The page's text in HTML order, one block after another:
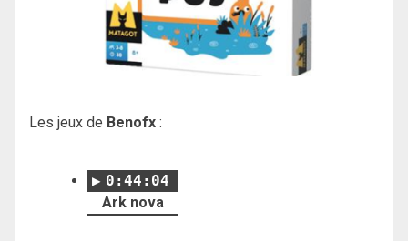
Les jeux de Benofx :
0:44:04
Ark nova